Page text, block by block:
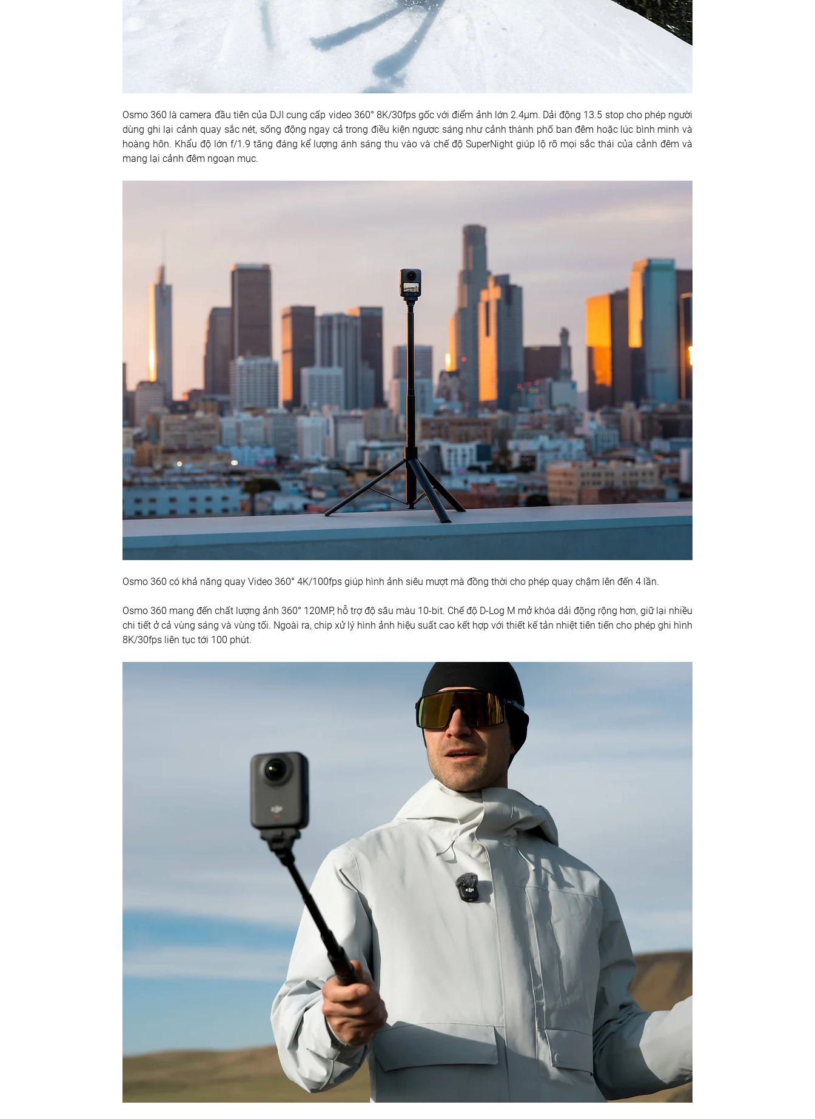
Osmo 360 là camera đầu tiên của DJI cung cấp video 360° 8K/30fps gốc với điểm ảnh lớn 2.4μm. Dải động 13.5 stop cho phép người
dùng ghi lại cảnh quay sắc nét, sống động ngay cả trong điều kiện ngược sáng như cảnh thành phố ban đêm hoặc lúc bình minh và
hoàng hôn. Khẩu độ lớn f/1.9 tăng đáng kể lượng ánh sáng thu vào và chế độ SuperNight giúp lộ rõ mọi sắc thái của cảnh đêm và
mang lại cảnh đêm ngoạn mục.
Osmo 360 có khả năng quay Video 360° 4K/100fps giúp hình ảnh siêu mượt mà đồng thời cho phép quay chậm lên đến 4 lần.
Osmo 360 mang đến chất lượng ảnh 360° 120MP, hỗ trợ độ sâu màu 10-bit. Chế độ D-Log M mở khóa dải động rộng hơn, giữ lại nhiều
chi tiết ở cả vùng sáng và vùng tối. Ngoài ra, chip xử lý hình ảnh hiệu suất cao kết hợp với thiết kế tản nhiệt tiên tiến cho phép ghi hình
8K/30fps liên tục tới 100 phút.